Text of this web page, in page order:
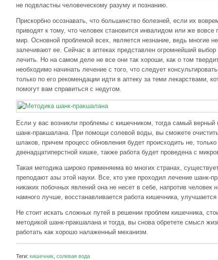
не подвластны человеческому разуму и познанию.
Прискорбно осознавать, что большинство болезней, если их
приводят к тому, что человек становится инвалидом или же вовсе
мир. Основной проблемой всех, является незнание, ведь многие
залечивают ее. Сейчас в аптеках представлен огромнейший
лечить. Но на самом деле не все они так хороши, как о том
необходимо начинать лечение с того, что следует
только по его рекомендации идти в аптеку за теми лекарствами,
помогут вам справиться с недугом.
Если у вас возникли проблемы с кишечником, тогда самый
шанк-пракшалана. При помощи солевой воды, вы сможете
шлаков, причем процесс обновления будет происходить не,
двенадцатиперстной кишке, также работа будет проведена с
Такая методика широко применяема во многих странах,
преподают азы этой науки. Все, кто уже проходил лечение шанк-
никаких побочных явлений она не несет в себе, напротив человек
намного лучше, восстанавливается работа кишечника,
Не стоит искать сложных путей в решении проблем кишечника,
методикой шанк-пракшалана и тогда, вы снова обретете смысл
работать как хорошо налаженный механизм.
Теги: кишечник солевая вода